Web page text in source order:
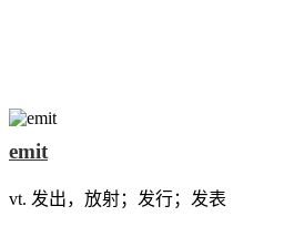
emit
vt. 发出，放射；发行；发表